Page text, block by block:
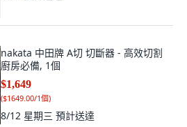
nakata 中田牌 A切 切斷器 - 高效切割
廚房必備, 1個
$1,649
($1649.00/1個)
8/12 星期三 預計送達